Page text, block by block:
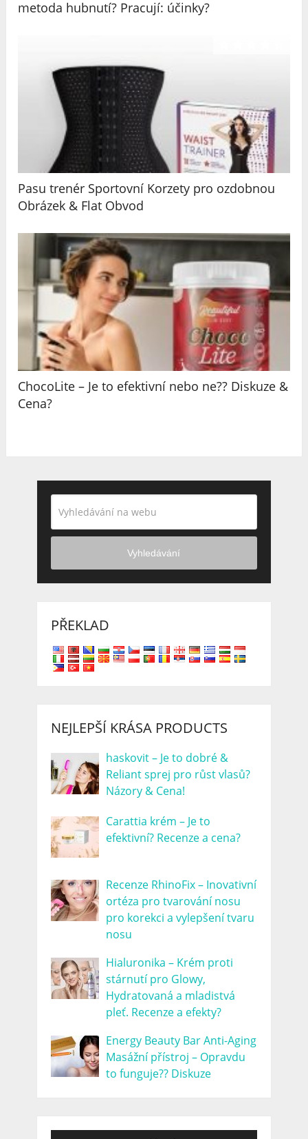
metoda hubnutí? Pracují: účinky?
Pasu trenér Sportovní Korzety pro ozdobnou
Obrázek & Flat Obvod
ChocoLite – Je to efektivní nebo ne?? Diskuze &
Cena?
Vyhledávání
PŘEKLAD
NEJLEPŠÍ KRÁSA PRODUCTS
haskovit – Je to dobré &
Reliant sprej pro růst vlasů?
Názory & Cena!
Carattia krém – Je to
efektivní? Recenze a cena?
Recenze RhinoFix – Inovativní
ortéza pro tvarování nosu
pro korekci a vylepšení tvaru
nosu
Hialuronika – Krém proti
stárnutí pro Glowy,
Hydratovaná a mladistvá
pleť. Recenze a efekty?
Energy Beauty Bar Anti-Aging
Masážní přístroj – Opravdu
to funguje?? Diskuze